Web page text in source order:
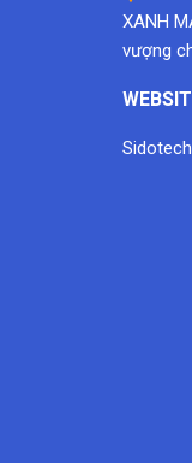
vượng
Sidotech